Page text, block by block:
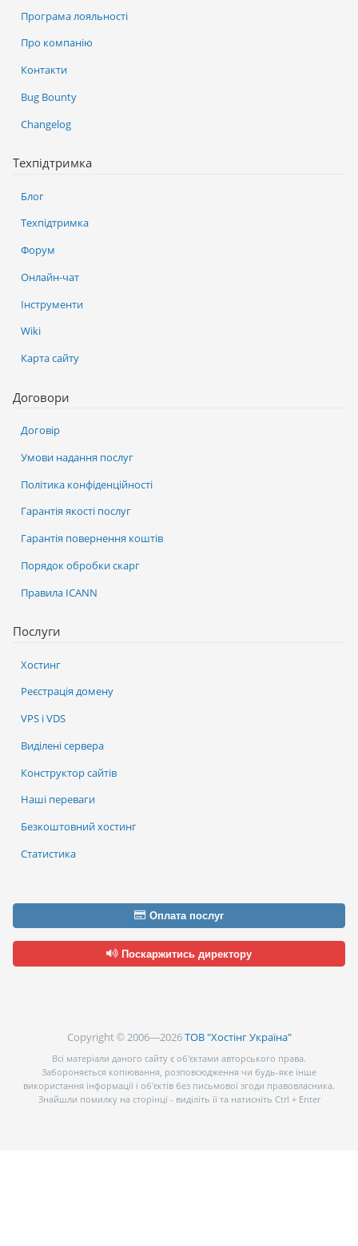
Послуги
Хостинг
Реєстрація домену
VPS і VDS
Виділені сервера
Конструктор сайтів
Наші переваги
Безкоштовний хостинг
Статистика
Програма лояльності
Про компанію
Контакти
Bug Bounty
Changelog
Техпідтримка
Блог
Техпідтримка
Форум
Онлайн-чат
Інструменти
Wiki
Карта сайту
Договори
Договір
Умови надання послуг
Політика конфіденційності
Гарантія якості послуг
Гарантія повернення коштів
Порядок обробки скарг
Правила ICANN
Оплата послуг
Поскаржитись директору
Copyright © 2006—2026ТОВ "Хостінг Україна"
Всі матеріали даного сайту є об’єктами авторського права.
Забороняється копіювання, розповсюдження чи будь-яке інше
використання інформації і об’єктів без письмової згоди правовласника.
Знайшли помилку на сторінці - виділіть її та натисніть Ctrl + Enter